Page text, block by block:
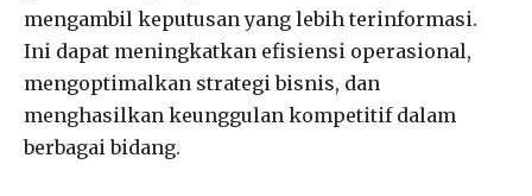
mengambil keputusan yang lebih terinformasi.
Ini dapat meningkatkan efisiensi operasional,
mengoptimalkan strategi bisnis, dan
menghasilkan keunggulan kompetitif dalam
berbagai bidang.